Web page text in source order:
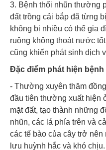
3. Bệnh thối nhũn thường
đất trồng cải bắp đã từng
không bị nhiều có thể gia
ruộng không thoát nước
cũng khiến phát sinh dịch
Đặc điểm phát hiện
- Thường xuyên thăm
đầu tiên thường xuất hiện
mặt đất, tạo thành những
nhũn, các lá phía trên và
các tế bào của cây trở
lưu huỳnh hắc và khó chịu.